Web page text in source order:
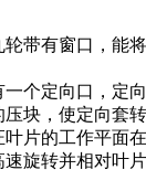
带有窗口，能
个定向口，定
块，使定向套转
片的工作平面在
旋转并相对叶